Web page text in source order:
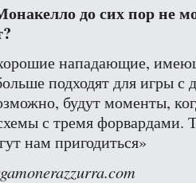
до сих пор не
?
нападающие,
подходят для игры
будут моменты,
с тремя форвардами.
нам пригодиться»